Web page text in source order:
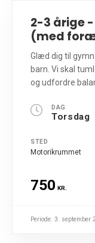
2-3 årige
(med
Glæd dig til
barn. Vi skal
og udfordre
DAG
Torsdag
STED
Motorikrummet
750 KR.
Periode: 3. september